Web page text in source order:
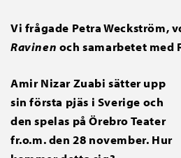
Vi frågade Petra Weckström,
Ravinen och samarbetet med
Amir Nizar Zuabi sätter upp
sin första pjäs i Sverige och
den spelas på Örebro Teater
fr.o.m. den 28 november. Hur